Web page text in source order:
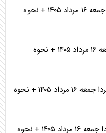
جدول قطعی برق استان گیلان فردا جمعه ۱۶ مرداد ۱۴۰۵ + نحوه
جدول قطعی برق استان قم فردا جمعه ۱۶ مرداد ۱۴۰۵ + نحوه
جدول قطعی برق استان کرمانشاه فردا جمعه ۱۶ مرداد ۱۴۰۵ + نحوه
جدول قطعی برق استان اصفهان فردا جمعه ۱۶ مرداد ۱۴۰۵ + نحوه